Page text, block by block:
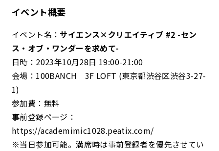
イベント概要
イベント名：サイエンス×クリエイティブ #2 -セン
ス・オブ・ワンダーを求めて-
日時：2023年10月28日 19:00-21:00
会場：100BANCH 3F LOFT (東京都渋谷区渋谷3-27-
1)
参加費：無料
事前登録ページ：
https://academimic1028.peatix.com/
※当日参加可能。満席時は事前登録者を優先させてい